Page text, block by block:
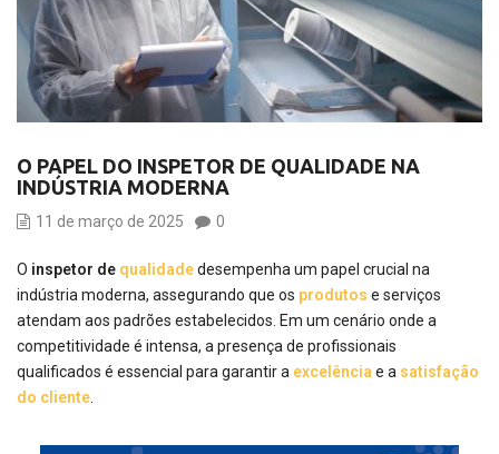
O PAPEL DO INSPETOR DE QUALIDADE NA
INDÚSTRIA MODERNA
11 de março de 2025 0
O inspetor de qualidadedesempenha um papel crucial na
indústria moderna, assegurando que os produtos e serviços
atendam aos padrões estabelecidos. Em um cenário onde a
competitividade é intensa, a presença de profissionais
qualificados é essencial para garantir a excelência e a satisfação
do cliente